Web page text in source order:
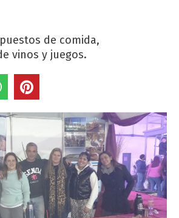
de comida,
vinos y juegos.